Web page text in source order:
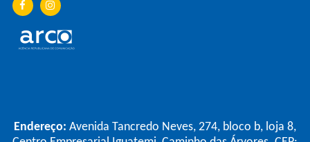
Endereço: Avenida Tancredo Neves, 274, bloco b, loja 8,